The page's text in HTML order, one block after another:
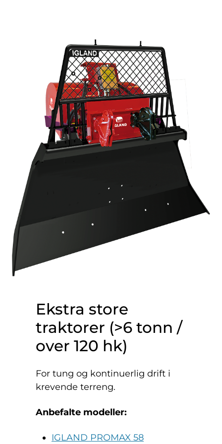
Ekstra store
traktorer (>6 tonn /
over 120 hk)
For tung og kontinuerlig drift i
krevende terreng.
Anbefalte modeller:
IGLAND PROMAX 58